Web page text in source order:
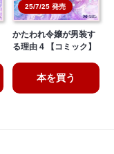
25/7/25 発売
かたわれ令嬢が男装す
る理由 4 【コミック】
本を買う